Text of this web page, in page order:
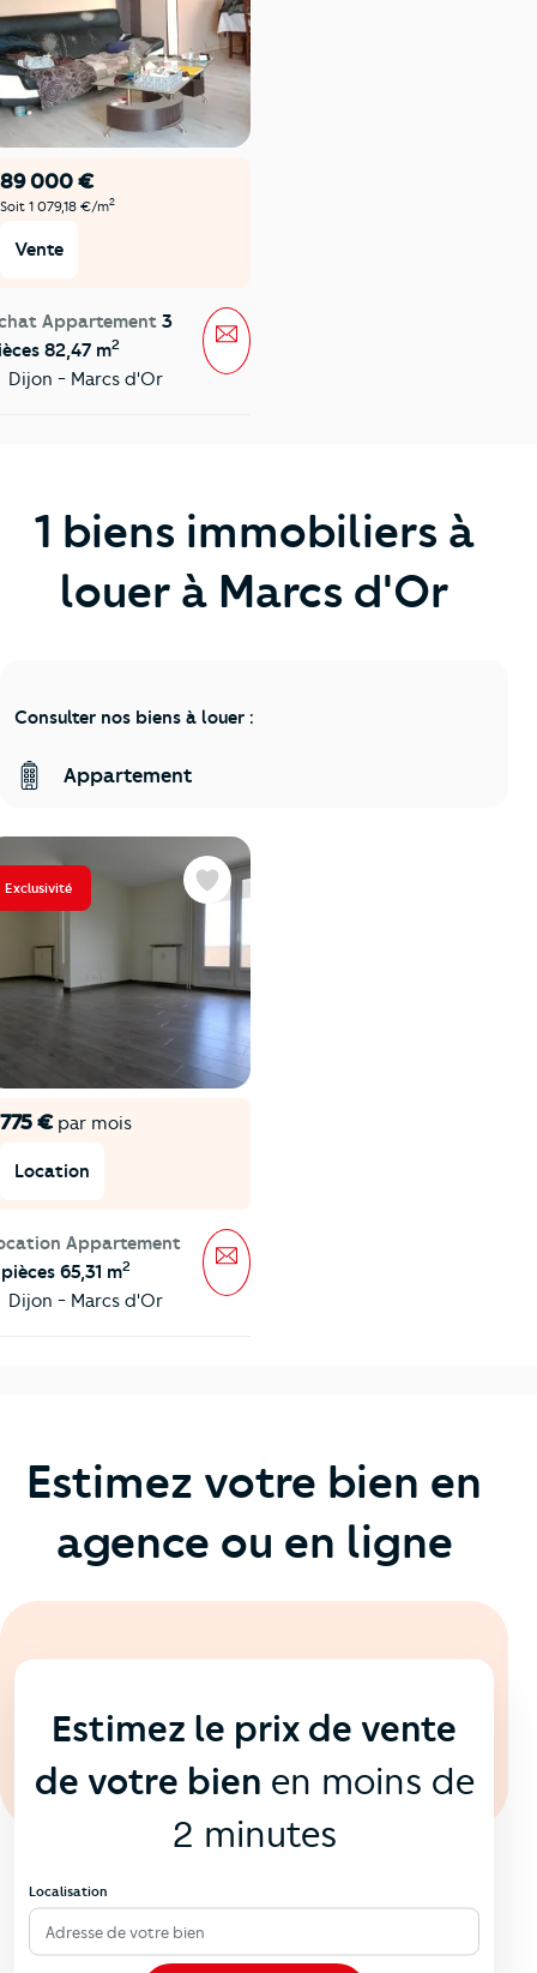
89 000 €
Soit 1 079,18 €/m2
Vente
Appartement 3
82,47 m2
Dijon - Marcs d'Or
Message
1 biens immobiliers à
louer à Marcs d'Or
Consulter nos biens à louer :
Appartement
Exclusivité
775 €par mois
Location
Appartement
65,31 m2
Dijon - Marcs d'Or
Favoris
Message
Estimez votre bien en
agence ou en ligne
Estimez le prix de vente
de votre bien en moins de
2 minutes
Localisation
Adresse de votre bien